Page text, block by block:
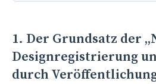
1. Der Grundsatz der
Designregistrierung
durch